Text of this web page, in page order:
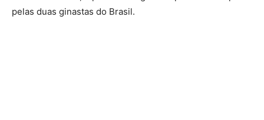
pelas duas ginastas do Brasil.